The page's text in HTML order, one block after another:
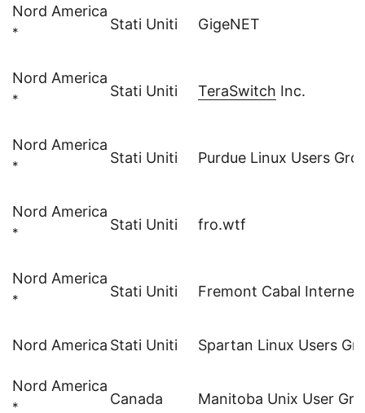
Nord America
* Stati Uniti GigeNET
Nord America
* Stati Uniti TeraSwitch Inc.
Nord America
* Stati Uniti Purdue Linux Users
Nord America
* Stati Uniti fro.wtf
Nord America
* Stati Uniti Fremont Cabal Internet
Nord America Stati Uniti Spartan Linux Users
Nord America
* Canada Manitoba Unix User